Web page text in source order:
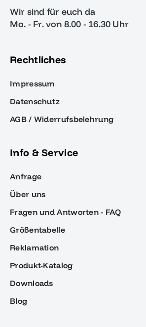
Wir sind für euch da
Mo. - Fr. von 8.00 - 16.30 Uhr
Rechtliches
Impressum
Datenschutz
AGB / Widerrufsbelehrung
Info & Service
Anfrage
Über uns
Fragen und Antworten - FAQ
Größentabelle
Reklamation
Produkt-Katalog
Downloads
Blog